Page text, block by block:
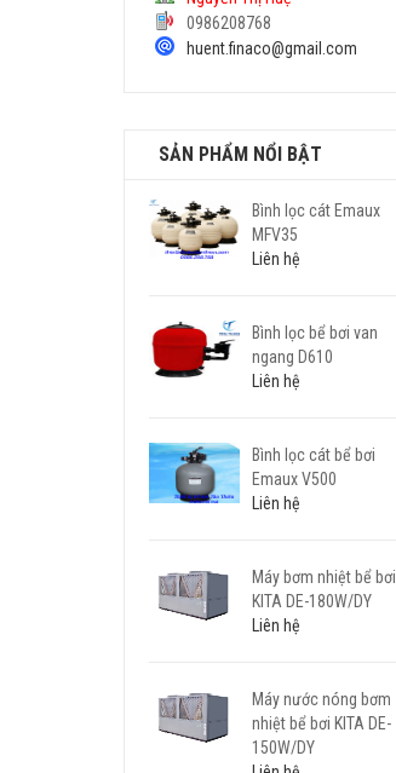
0986208768
huent.finaco@gmail.com
SẢN PHẨM NỔI BẬT
Bình lọc cát Emaux
MFV35
Liên hệ
Bình lọc bể bơi van
ngang D610
Liên hệ
Bình lọc cát bể bơi
Emaux V500
Liên hệ
Máy bơm nhiệt bể bơi
KITA DE-180W/DY
Liên hệ
Máy nước nóng bơm
nhiệt bể bơi KITA DE-
150W/DY